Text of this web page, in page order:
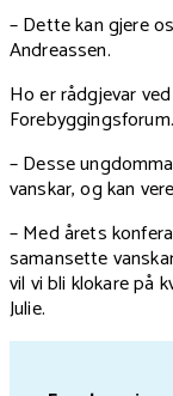
– Dette kan gjere
Andreassen.
Ho er rådgjevar
Forebyggingsforum.
– Desse
vanskar, og kan
– Med årets
samansette
vil vi bli klokare på
Julie.